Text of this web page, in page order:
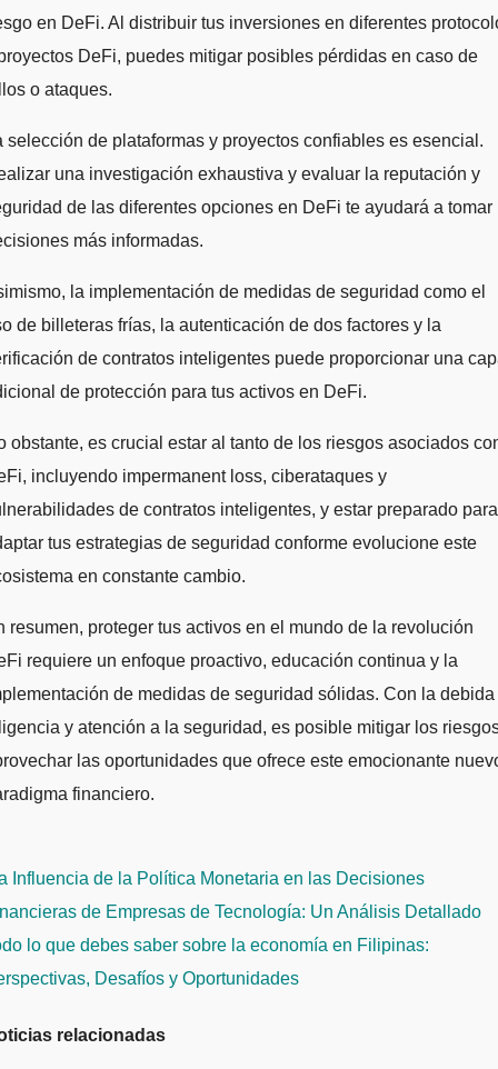
en DeFi. Al distribuir tus inversiones en diferentes
DeFi, puedes mitigar posibles pérdidas en caso de
o ataques.
selección de plataformas y proyectos confiables es esencial.
una investigación exhaustiva y evaluar la reputación y
de las diferentes opciones en DeFi te ayudará a tomar
más informadas.
la implementación de medidas de seguridad como el
de billeteras frías, la autenticación de dos factores y la
de contratos inteligentes puede proporcionar una
de protección para tus activos en DeFi.
obstante, es crucial estar al tanto de los riesgos asociados
incluyendo impermanent loss, ciberataques y
de contratos inteligentes, y estar preparado para
tus estrategias de seguridad conforme evolucione este
en constante cambio.
resumen, proteger tus activos en el mundo de la revolución
requiere un enfoque proactivo, educación continua y la
de medidas de seguridad sólidas. Con la debida
y atención a la seguridad, es posible mitigar los
las oportunidades que ofrece este emocionante
financiero.
Influencia de la Política Monetaria en las Decisiones
de Empresas de Tecnología: Un Análisis Detallado
lo que debes saber sobre la economía en Filipinas:
Desafíos y Oportunidades
relacionadas